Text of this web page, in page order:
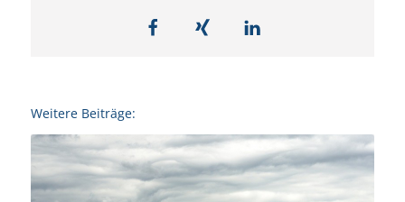
Weitere Beiträge: